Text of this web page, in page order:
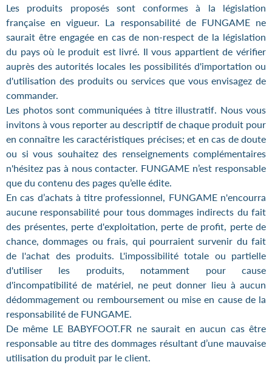
Les produits proposés sont conformes à la législation
française en vigueur. La responsabilité de FUNGAME ne
saurait être engagée en cas de non-respect de la législation
du pays où le produit est livré. Il vous appartient de vérifier
auprès des autorités locales les possibilités d'importation ou
d'utilisation des produits ou services que vous envisagez de
commander.
Les photos sont communiquées à titre illustratif. Nous vous
invitons à vous reporter au descriptif de chaque produit pour
en connaître les caractéristiques précises; et en cas de doute
ou si vous souhaitez des renseignements complémentaires
n'hésitez pas à nous contacter. FUNGAME n’est responsable
que du contenu des pages qu’elle édite.
En cas d’achats à titre professionnel, FUNGAME n'encourra
aucune responsabilité pour tous dommages indirects du fait
des présentes, perte d'exploitation, perte de profit, perte de
chance, dommages ou frais, qui pourraient survenir du fait
de l'achat des produits. L'impossibilité totale ou partielle
d'utiliser les produits, notamment pour cause
d'incompatibilité de matériel, ne peut donner lieu à aucun
dédommagement ou remboursement ou mise en cause de la
responsabilité de FUNGAME.
De même LE BABYFOOT.FR ne saurait en aucun cas être
responsable au titre des dommages résultant d’une mauvaise
utilisation du produit par le client.